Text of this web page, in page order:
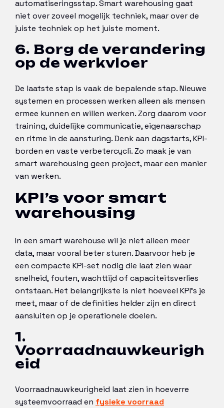
automatiseringsstap. Smart warehousing gaat
niet over zoveel mogelijk techniek, maar over de
juiste techniek op het juiste moment.
6. Borg de verandering
op de werkvloer
De laatste stap is vaak de bepalende stap. Nieuwe
systemen en processen werken alleen als mensen
ermee kunnen en willen werken. Zorg daarom voor
training, duidelijke communicatie, eigenaarschap
en ritme in de aansturing. Denk aan dagstarts, KPI-
borden en vaste verbetercycli. Zo maak je van
smart warehousing geen project, maar een manier
van werken.
KPI’s voor smart
warehousing
In een smart warehouse wil je niet alleen meer
data, maar vooral beter sturen. Daarvoor heb je
een compacte KPI-set nodig die laat zien waar
snelheid, fouten, wachttijd of capaciteitsverlies
ontstaan. Het belangrijkste is niet hoeveel KPI’s je
meet, maar of de definities helder zijn en direct
aansluiten op je operationele doelen.
1.
Voorraadnauwkeurigh
eid
Voorraadnauwkeurigheid laat zien in hoeverre
systeemvoorraad en fysieke voorraad